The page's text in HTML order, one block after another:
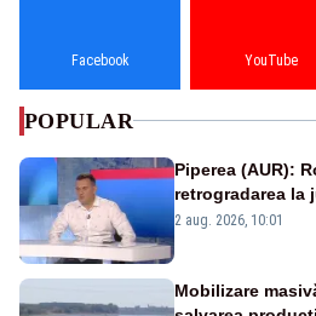
Facebook YouTube
POPULAR
Piperea (AUR):
retrogradarea la
catastrofă
2 aug. 2026, 10:01
Mobilizare